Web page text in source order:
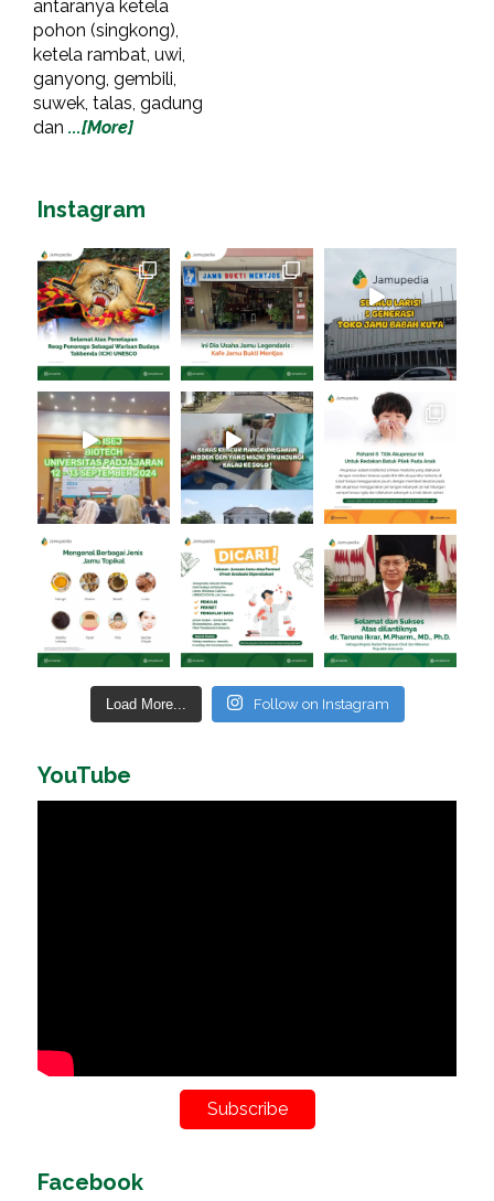
antaranya ketela
pohon (singkong),
ketela rambat, uwi,
ganyong, gembili,
suwek, talas, gadung
dan ...[More]
Instagram
Load More... Follow on Instagram
YouTube
Subscribe
Facebook